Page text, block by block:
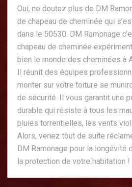
Oui, ne doutez plus de DM
de chapeau de cheminée qui
dans le 50530. DM Ramonage
chapeau de cheminée
bien le monde des cheminées à
Il réunit des équipes
monter sur votre toiture se
de sécurité. Il vous garantit une
durable qui résiste à tous les
pluies torrentielles, les vents
Alors, venez tout de suite
DM Ramonage pour la longévité
la protection de votre habitation !